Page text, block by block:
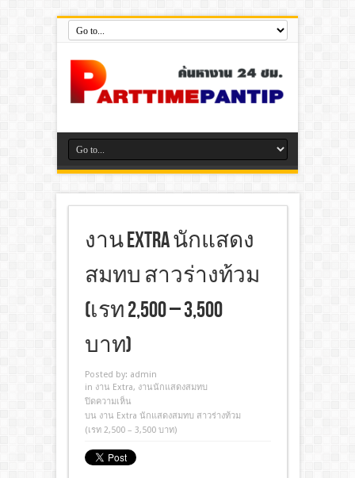
งาน Extra นักแสดง
สมทบ สาวร่างท้วม
(เรท 2,500 – 3,500
บาท)
Posted by: admin
in งาน Extra, งานนักแสดงสมทบ
ปิดความเห็น
บน งาน Extra นักแสดงสมทบ สาวร่างท้วม
(เรท 2,500 – 3,500 บาท)